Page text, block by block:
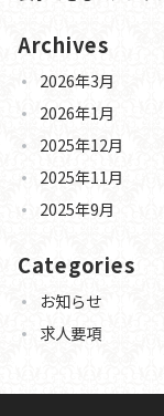
Archives
2026年3月
2026年1月
2025年12月
2025年11月
2025年9月
Categories
お知らせ
求人要項